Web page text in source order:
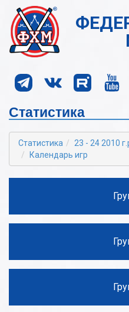
Статистика
Статистика 23 - 24 2010
Календарь игр